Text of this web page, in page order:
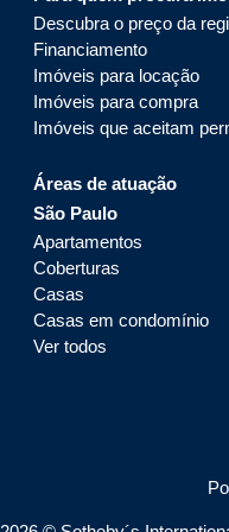
Descubra o preço da
Financiamento
Imóveis para locação
Imóveis para compra
Imóveis que aceitam
Áreas de atuação
São Paulo
Apartamentos
Coberturas
Casas
Casas em condomínio
Ver todos